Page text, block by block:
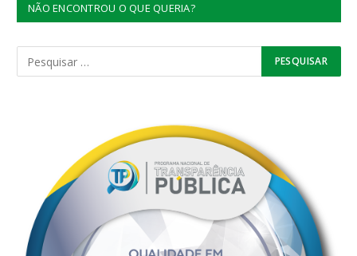
NÃO ENCONTROU O QUE QUERIA?